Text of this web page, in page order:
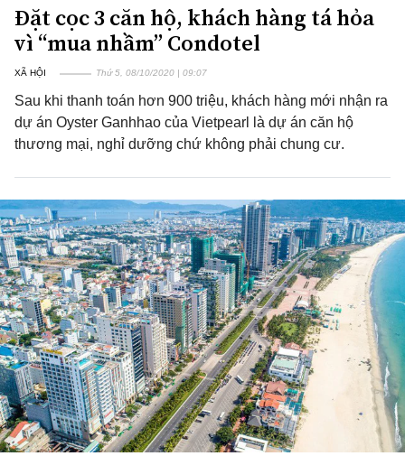
Đặt cọc 3 căn hộ, khách hàng tá hỏa
vì “mua nhầm” Condotel
XÃ HỘI Thứ 5, 08/10/2020 | 09:07
Sau khi thanh toán hơn 900 triệu, khách hàng mới nhận ra
dự án Oyster Ganhhao của Vietpearl là dự án căn hộ
thương mại, nghỉ dưỡng chứ không phải chung cư.